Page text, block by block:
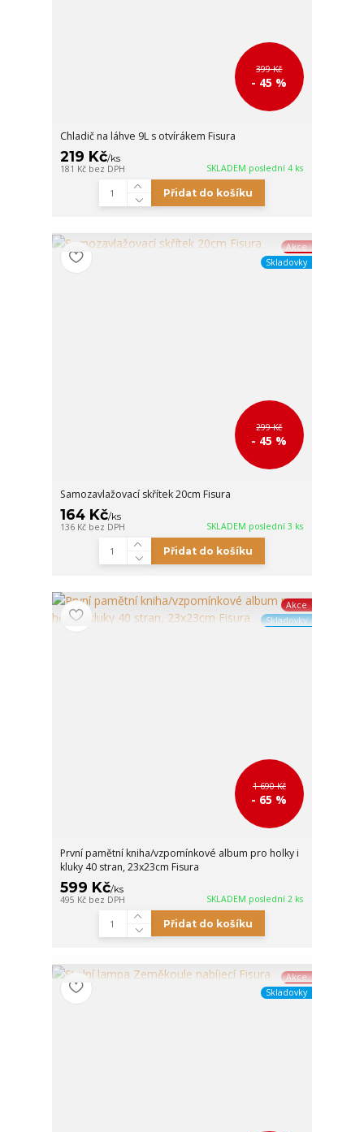
399 Kč
- 45 %
Chladič na láhve 9L s otvírákem Fisura
219 Kč/ks
181 Kč bez DPH SKLADEM poslední 4 ks
Přidat do košíku
Akce
Skladovky
299 Kč
- 45 %
Samozavlažovací skřítek 20cm Fisura
164 Kč/ks
136 Kč bez DPH SKLADEM poslední 3 ks
Přidat do košíku
Akce
Skladovky
1 690 Kč
- 65 %
První pamětní kniha/vzpomínkové album pro holky i
kluky 40 stran, 23x23cm Fisura
599 Kč/ks
495 Kč bez DPH SKLADEM poslední 2 ks
Přidat do košíku
Akce
Skladovky